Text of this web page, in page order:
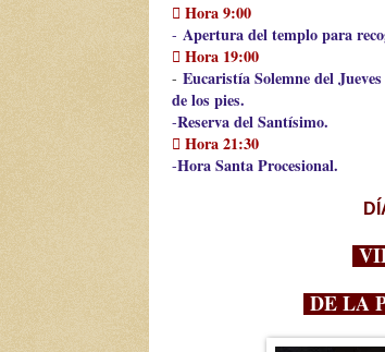
 Hora 9:00
- Apertura del templo para
 Hora 19:00
- Eucaristía Solemne del
de los pies.
-Reserva del Santísimo.
 Hora 21:30
-Hora Santa Procesional.
DE LA